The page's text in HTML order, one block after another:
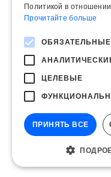
Политикой в
Прочитайте больше
ОБЯЗАТЕЛЬНЫЕ
ЦЕЛЕВЫЕ
ПРИНЯТЬ ВСЕ